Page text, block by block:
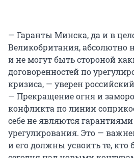
— Гаранты Минска, да и в
Великобритания, абсолютно
и не могут быть стороной
договоренностей по
кризиса, — уверен
— Прекращение огня и
конфликта по линии
себе не являются гарантиями
урегулирования. Это —
и его должны усвоить те, кто